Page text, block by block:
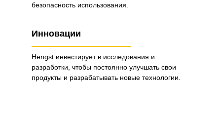
Инновации
безопасность использования.
Hengst инвестирует в исследования и
разработки, чтобы постоянно улучшать свои
продукты и разрабатывать новые технологии.